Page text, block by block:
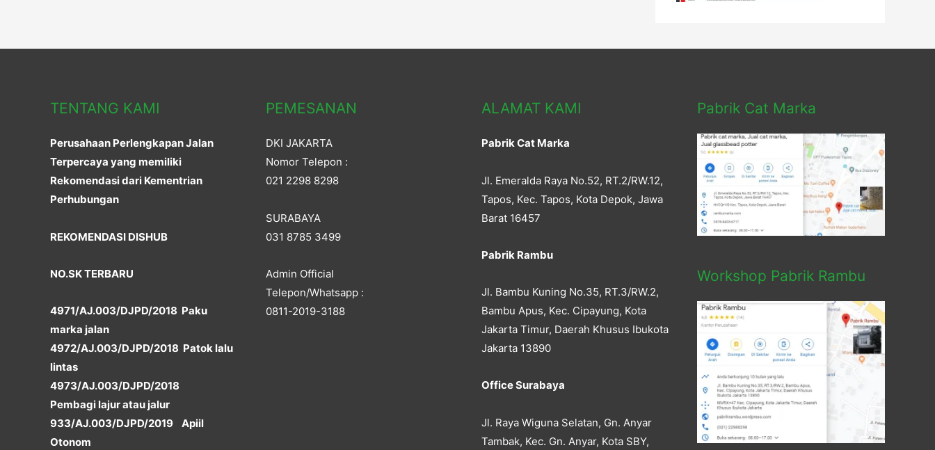
TENTANG KAMI
Perusahaan Perlengkapan Jalan
Terpercaya yang memiliki
Rekomendasi dari Kementrian
Perhubungan
REKOMENDASI DISHUB
NO.SK TERBARU
4971/AJ.003/DJPD/2018 Paku
marka jalan
4972/AJ.003/DJPD/2018 Patok lalu
lintas
4973/AJ.003/DJPD/2018
Pembagi lajur atau jalur
933/AJ.003/DJPD/2019 Apiil
Otonom
PEMESANAN
DKI JAKARTA
Nomor Telepon :
021 2298 8298
SURABAYA
031 8785 3499
Admin Official
Telepon/Whatsapp :
0811-2019-3188
ALAMAT KAMI
Pabrik Cat Marka
Jl. Emeralda Raya No.52, RT.2/RW.12,
Tapos, Kec. Tapos, Kota Depok, Jawa
Barat 16457
Pabrik Rambu
Jl. Bambu Kuning No.35, RT.3/RW.2,
Bambu Apus, Kec. Cipayung, Kota
Jakarta Timur, Daerah Khusus Ibukota
Jakarta 13890
Office Surabaya
Jl. Raya Wiguna Selatan, Gn. Anyar
Tambak, Kec. Gn. Anyar, Kota SBY,
Pabrik Cat Marka
Workshop Pabrik Rambu